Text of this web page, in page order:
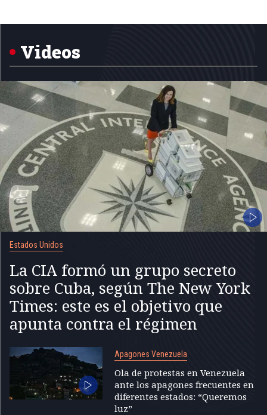
5
Videos
Estados Unidos
La CIA formó un grupo secreto
sobre Cuba, según The New York
Times: este es el objetivo que
apunta contra el régimen
Apagones Venezuela
Ola de protestas en Venezuela
ante los apagones frecuentes en
diferentes estados: “Queremos
luz”